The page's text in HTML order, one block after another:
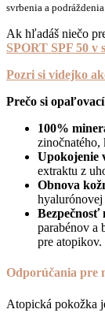
svrbenia a
Ak hľadáš niečo
SPORT SPF 50 v
Pozri si videjko
Prečo si
100%
Upokojenie
extraktu z
Obnova
Bezpečnosť
parabénov a
pre atopikov.
Odporúčania pre
Atopická pokožka